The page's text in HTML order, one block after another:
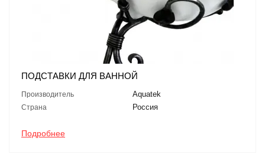
ПОДСТАВКИ ДЛЯ ВАННОЙ
Производитель Aquatek
Страна Россия
Подробнее